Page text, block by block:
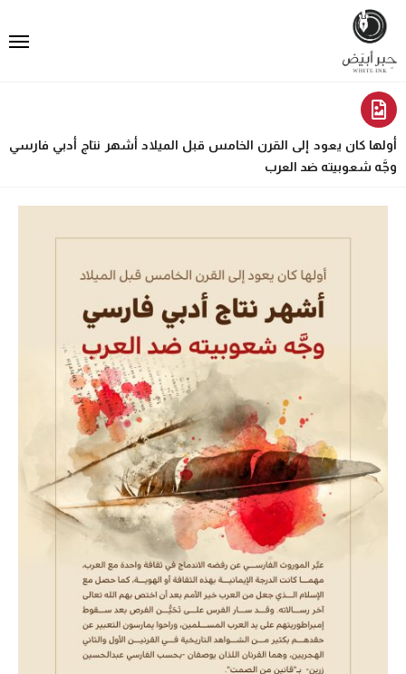
أولها كان يعود إلى القرن الخامس قبل الميلاد أشهر نتاج أدبي فارسي
وجَّه شعوبيته ضد العرب